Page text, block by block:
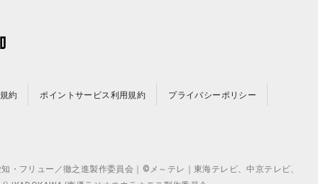
約 ポイントサービス利用規約 プライバシーポリシー
フリュー／徹之進製作委員会｜©メ～テレ｜東海テレビ、中京テレビ、